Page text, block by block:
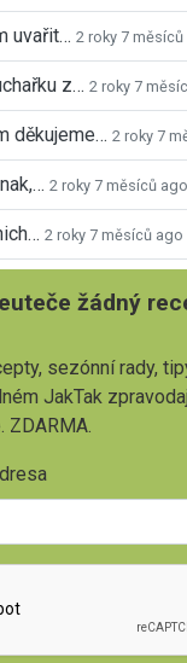
uvařit… 2 roky 7 měsíců
z… 2 roky 7
děkujeme… 2 roky 7
2 roky 7 měsíců ago
2 roky 7 měsíců ago
žádný
sezónní rady,
JakTak
ZDARMA.